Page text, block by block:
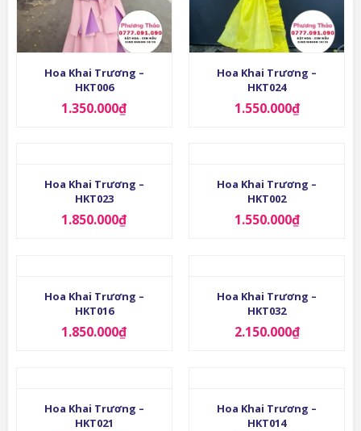
Hoa Khai Trương –
HKT006
1.350.000₫
Hoa Khai Trương –
HKT024
1.550.000₫
Hoa Khai Trương –
HKT023
1.850.000₫
Hoa Khai Trương –
HKT002
1.550.000₫
Hoa Khai Trương –
HKT016
1.850.000₫
Hoa Khai Trương –
HKT032
2.150.000₫
Hoa Khai Trương –
HKT021
Hoa Khai Trương –
HKT014